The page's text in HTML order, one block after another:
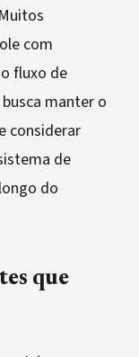
com
fluxo de
manter o
considerar
de
do
que